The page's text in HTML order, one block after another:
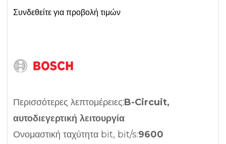
Συνδεθείτε για προβολή τιμών
Περισσότερες λεπτομέρειες:B-Circuit,
αυτοδιεγερτική λειτουργία
Ονομαστική ταχύτητα bit, bit/s:9600